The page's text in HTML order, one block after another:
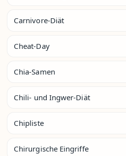
Carnivore-Diät
Cheat-Day
Chia-Samen
Chili- und Ingwer-Diät
Chipliste
Chirurgische Eingriffe